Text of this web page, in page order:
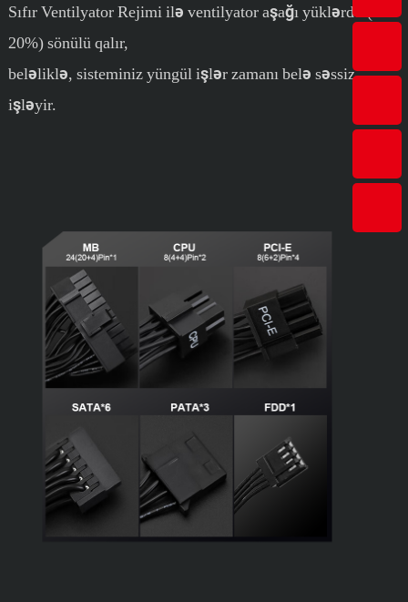
Sıfır Ventilyator Rejimi ilə ventilyator aşağı yüklərdə (15-
20%) sönülü qalır,
beləliklə, sisteminiz yüngül işlər zamanı belə səssiz
işləyir.